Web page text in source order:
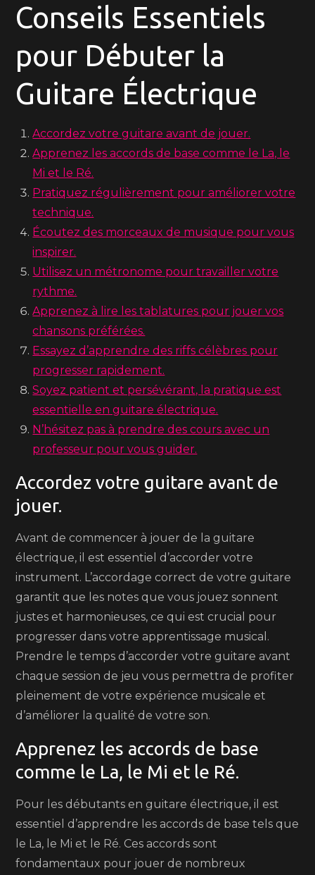
Conseils Essentiels
pour Débuter la
Guitare Électrique
Accordez votre guitare avant de jouer.
Apprenez les accords de base comme le La, le
Mi et le Ré.
Pratiquez régulièrement pour améliorer votre
technique.
Écoutez des morceaux de musique pour vous
inspirer.
Utilisez un métronome pour travailler votre
rythme.
Apprenez à lire les tablatures pour jouer vos
chansons préférées.
Essayez d’apprendre des riffs célèbres pour
progresser rapidement.
Soyez patient et persévérant, la pratique est
essentielle en guitare électrique.
N’hésitez pas à prendre des cours avec un
professeur pour vous guider.
Accordez votre guitare avant de
jouer.
Avant de commencer à jouer de la guitare
électrique, il est essentiel d’accorder votre
instrument. L’accordage correct de votre guitare
garantit que les notes que vous jouez sonnent
justes et harmonieuses, ce qui est crucial pour
progresser dans votre apprentissage musical.
Prendre le temps d’accorder votre guitare avant
chaque session de jeu vous permettra de profiter
pleinement de votre expérience musicale et
d’améliorer la qualité de votre son.
Apprenez les accords de base
comme le La, le Mi et le Ré.
Pour les débutants en guitare électrique, il est
essentiel d’apprendre les accords de base tels que
le La, le Mi et le Ré. Ces accords sont
fondamentaux pour jouer de nombreux